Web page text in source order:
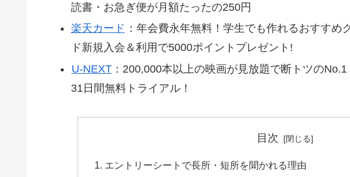
読書・お急ぎ便が月額たったの250円
楽天カード ：年会費永年無料！学生でも作れるおすすめ
ド新規入会＆利用で5000ポイントプレゼント!
U-NEXT：200,000本以上の映画が⾒放題で断トツのNo.1
31日間無料トライアル！
目次
エントリーシートで長所・短所を聞かれる理由